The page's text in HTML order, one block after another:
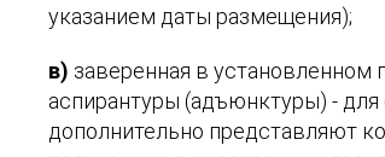
указанием даты размещения);
в) заверенная в
аспирантуры (адъюнктуры) - для
дополнительно представляют